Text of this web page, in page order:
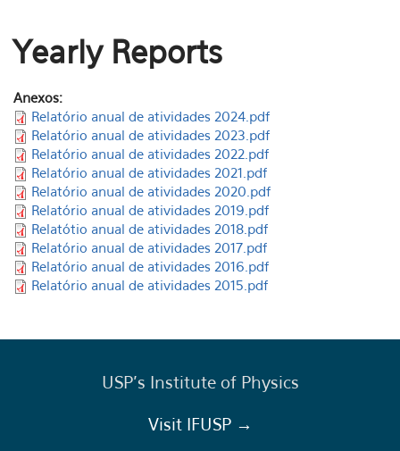
Yearly Reports
Anexos:
Relatório anual de atividades 2024.pdf
Relatório anual de atividades 2023.pdf
Relatório anual de atividades 2022.pdf
Relatório anual de atividades 2021.pdf
Relatório anual de atividades 2020.pdf
Relatório anual de atividades 2019.pdf
Relatótio anual de atividades 2018.pdf
Relatório anual de atividades 2017.pdf
Relatório anual de atividades 2016.pdf
Relatório anual de atividades 2015.pdf
USP's Institute of Physics
Visit IFUSP →